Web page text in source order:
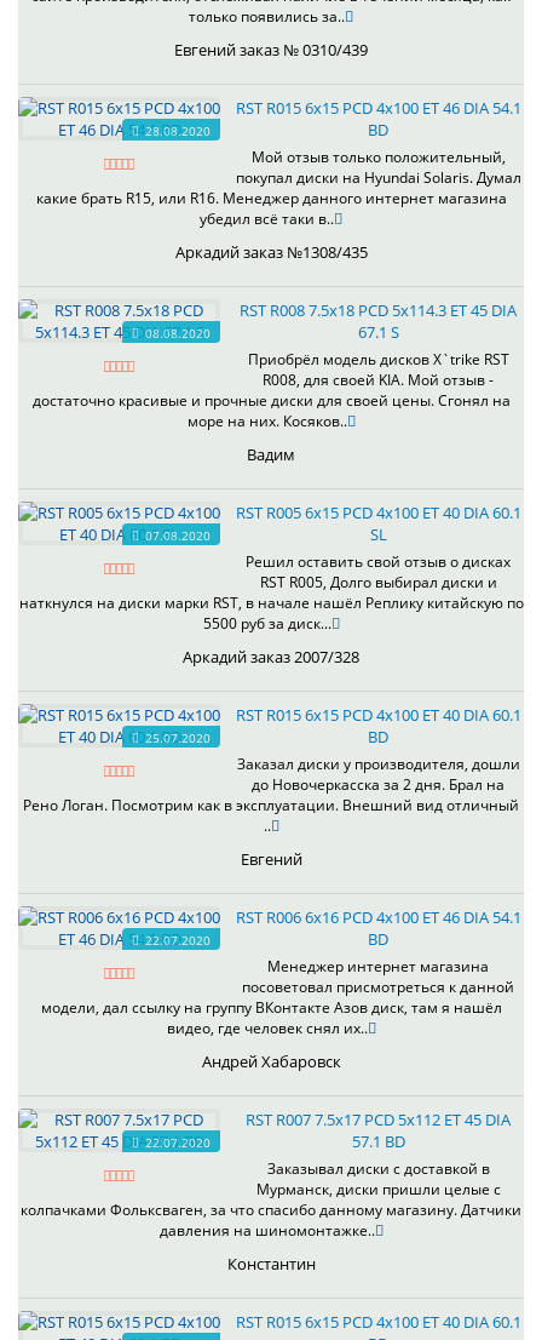
только появились за..
Евгений заказ № 0310/439
28.08.2020
RST R015 6x15 PCD 4x100 ET 46 DIA 54.1
BD
Мой отзыв только положительный,
покупал диски на Hyundai Solaris. Думал
какие брать R15, или R16. Менеджер данного интернет магазина
убедил всё таки в..
Аркадий заказ №1308/435
08.08.2020
RST R008 7.5x18 PCD 5x114.3 ET 45 DIA
67.1 S
Приобрёл модель дисков X`trike RST
R008, для своей KIA. Мой отзыв -
достаточно красивые и прочные диски для своей цены. Сгонял на
море на них. Косяков..
Вадим
07.08.2020
RST R005 6x15 PCD 4x100 ET 40 DIA 60.1
SL
Решил оставить свой отзыв о дисках
RST R005, Долго выбирал диски и
наткнулся на диски марки RST, в начале нашёл Реплику китайскую по
5500 руб за диск...
Аркадий заказ 2007/328
25.07.2020
RST R015 6x15 PCD 4x100 ET 40 DIA 60.1
BD
Заказал диски у производителя, дошли
до Новочеркасска за 2 дня. Брал на
Рено Логан. Посмотрим как в эксплуатации. Внешний вид отличный
..
Евгений
22.07.2020
RST R006 6x16 PCD 4x100 ET 46 DIA 54.1
BD
Менеджер интернет магазина
посоветовал присмотреться к данной
модели, дал ссылку на группу ВКонтакте Азов диск, там я нашёл
видео, где человек снял их..
Андрей Хабаровск
22.07.2020
RST R007 7.5x17 PCD 5x112 ET 45 DIA
57.1 BD
Заказывал диски с доставкой в
Мурманск, диски пришли целые с
колпачками Фольксваген, за что спасибо данному магазину. Датчики
давления на шиномонтажке..
Константин
RST R015 6x15 PCD 4x100 ET 40 DIA 60.1